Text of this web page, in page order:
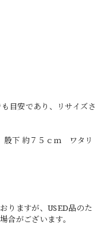
目安であり、リサイズさ
下 約７５ｃｍ ワタリ
りますが、USED品のた
合がございます。